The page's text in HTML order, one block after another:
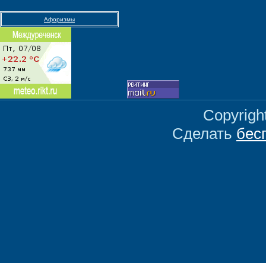
Афоризмы
Сделать